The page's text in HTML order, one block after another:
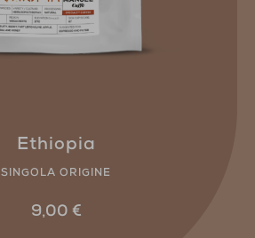
Ethiopia
SINGOLA ORIGINE
9,00 €